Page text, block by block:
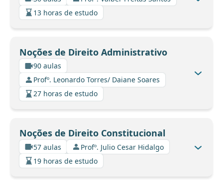
13 horas de estudo
Noções de Direito Administrativo
90 aulas
Profº. Leonardo Torres/ Daiane Soares
27 horas de estudo
Noções de Direito Constitucional
57 aulas
Profº. Julio Cesar Hidalgo
19 horas de estudo